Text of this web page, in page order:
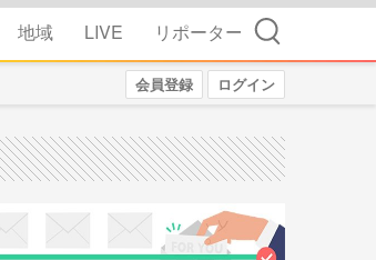
地域 LIVE リポーター 検索
会員登録 ログイン